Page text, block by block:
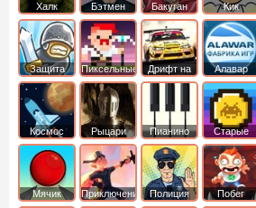
Халк Бэтмен Бакуган
Кик
Бутовский
Защита
королевства
Пиксельные
Дрифт на
машинах
Алавар
Космос Рыцари Пианино Старые
Мячик Приключения Полиция Побег